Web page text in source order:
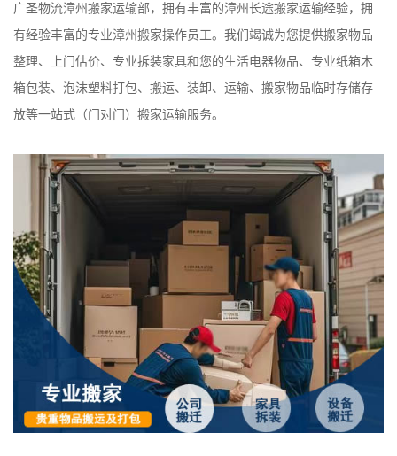
广圣物流漳州搬家运输部，拥有丰富的漳州长途搬家运输经验，拥
有经验丰富的专业漳州搬家操作员工。我们竭诚为您提供搬家物品
整理、上门估价、专业拆装家具和您的生活电器物品、专业纸箱木
箱包装、泡沫塑料打包、搬运、装卸、运输、搬家物品临时存储存
放等一站式（门对门）搬家运输服务。